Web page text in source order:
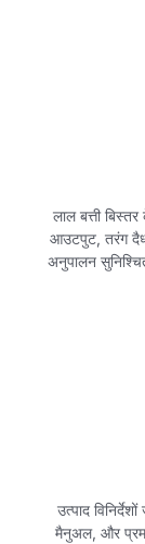
लाल बत्ती
आउटपुट, तरंग
अनुपालन
उत्पाद
मैनुअल, और